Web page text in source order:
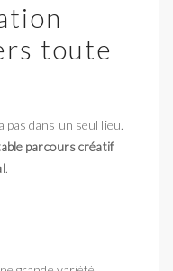
toute
pas dans un seul lieu.
parcours créatif
.